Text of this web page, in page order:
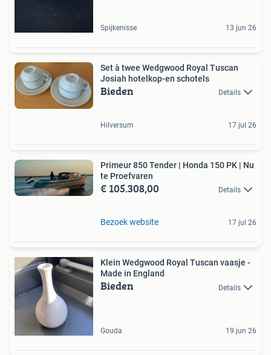
Spijkenisse 13 jun 26
Set à twee Wedgwood Royal Tuscan
Josiah hotelkop-en schotels
Bieden Details
Hilversum 17 jul 26
Primeur 850 Tender | Honda 150 PK | Nu
te Proefvaren
€ 105.308,00 Details
Bezoek website 17 jul 26
Klein Wedgwood Royal Tuscan vaasje -
Made in England
Bieden Details
Gouda 19 jun 26